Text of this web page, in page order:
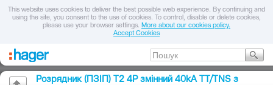
This website uses cookies to deliver the best possible web experience. By continuing and
using the site, you consent to the use of cookies. To control, disable or delete cookies,
please use your browser settings. More about our cookies policy.
Accept Cookies
Розрядник (ПЗІП) T2 4P змінний 40kA TT/TNS з